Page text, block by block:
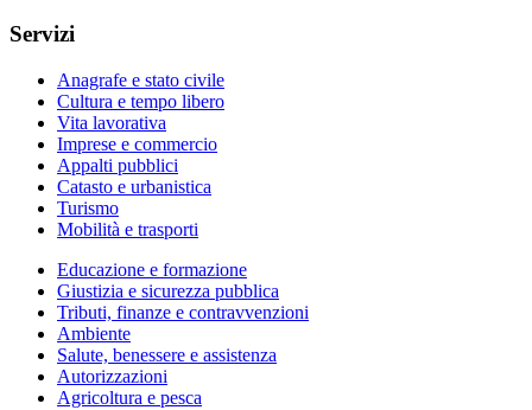
Servizi
Anagrafe e stato civile
Cultura e tempo libero
Vita lavorativa
Imprese e commercio
Appalti pubblici
Catasto e urbanistica
Turismo
Mobilità e trasporti
Educazione e formazione
Giustizia e sicurezza pubblica
Tributi, finanze e contravvenzioni
Ambiente
Salute, benessere e assistenza
Autorizzazioni
Agricoltura e pesca